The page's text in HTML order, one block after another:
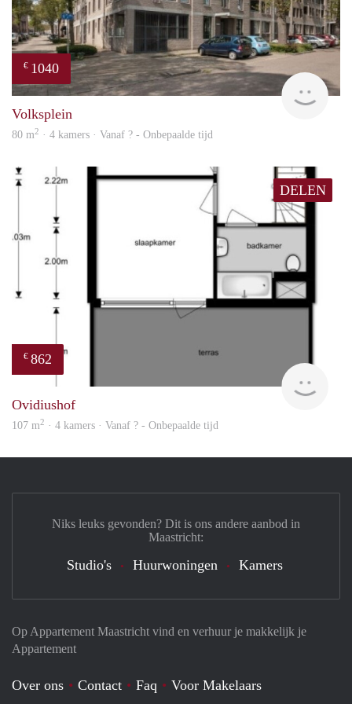
€ 1040
Volksplein
80 m2 · 4 kamers · Vanaf ? - Onbepaalde tijd
DELEN
€ 862
Ovidiushof
107 m2 · 4 kamers · Vanaf ? - Onbepaalde tijd
Op Appartement Maastricht vind en verhuur je makkelijk je
Appartement
Over ons Contact Faq Voor Makelaars
Niks leuks gevonden? Dit is ons andere aanbod in
Maastricht:
Studio's Huurwoningen Kamers